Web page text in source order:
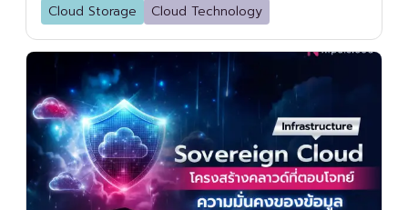
Cloud Storage
Cloud Technology